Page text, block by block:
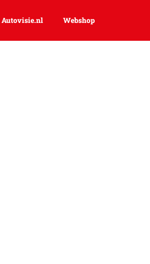
autovisie.nl Webshop